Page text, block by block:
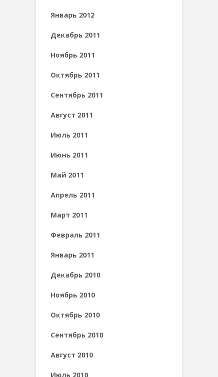
Январь 2012
Декабрь 2011
Ноябрь 2011
Октябрь 2011
Сентябрь 2011
Август 2011
Июль 2011
Июнь 2011
Май 2011
Апрель 2011
Март 2011
Февраль 2011
Январь 2011
Декабрь 2010
Ноябрь 2010
Октябрь 2010
Сентябрь 2010
Август 2010
Июль 2010